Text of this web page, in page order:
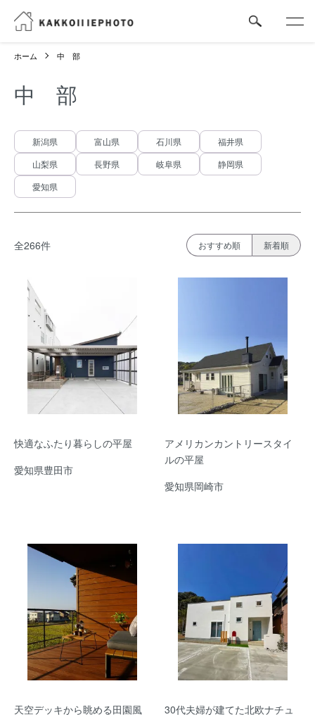
ホーム 中 部
中 部
カテゴリー一覧
新潟県 富山県 石川県
福井県
山梨県
長野県 岐阜県
静岡県
愛知県
全266件 おすすめ順 新着順
快適なふたり暮らしの平屋
愛知県豊田市
アメリカンカントリースタイ
ルの平屋
愛知県岡崎市
天空デッキから眺める田園風
30代夫婦が建てた北欧ナチュ